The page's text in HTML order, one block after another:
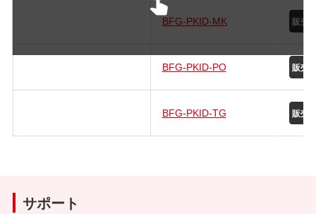
BFG-PKID-MK
BFG-PKID-PO
BFG-PKID-TG
サポート